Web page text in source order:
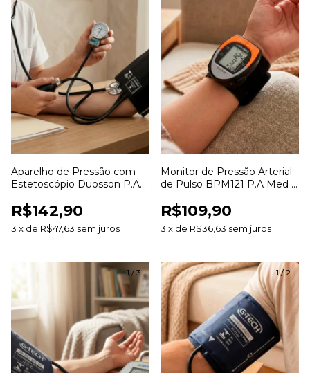
Aparelho de Pressão com
Estetoscópio Duosson P.A
R$142,90
3 x de R$47,63 sem juros
Monitor de Pressão Arterial
de Pulso BPM121 P.A Med -
R$109,90
3 x de R$36,63 sem juros
1 / 3 1/2